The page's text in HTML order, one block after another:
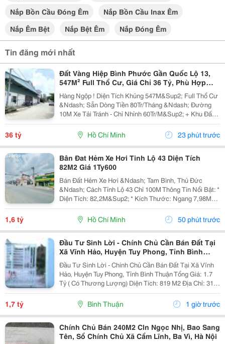
Nắp Bồn Cầu Đóng Êm
Nắp Bồn Cầu Inax Êm
Nắp Êm Bệt
Nắp Bệt Êm Nắp Đóng Êm
Tin đăng mới nhất
Đất Vàng Hiệp Bình Phước Gần Quốc Lộ 13,
547M² Full Thổ Cư, Giá Chỉ 36 Tỷ, Phù Hợp
Xây Chdv Hoặc Showroom Hẻm Xe Tải
Hàng Ngộp ! Diện Tích Khủng 547M&Sup2; Full Thổ Cư
&Ndash; Sẵn Dòng Tiền 80Tr/Tháng &Ndash; Đường
10M Xe Tải Tránh - Chỉ Nhỉnh 60Tr/M&Sup2; + Khu Đất
Vàng 547M&Sup2; (24.6 X 22M), 100% Thổ Cư, Vuông
Đẹp, Không Quy Hoạch Hay Lộ Giới - Mặt Tiền...
36 tỷ Hồ Chí Minh 23 phút trước
Bân Đat Hẻm Xe Hơi Tinh Lộ 43 Diện Tích
82M2 Giá 1Ty600
Bán Đất Hẻm Xe Hơi &Ndash; Tam Bình, Thủ Đức
&Ndash; Cách Tỉnh Lộ 43 Chỉ 100M Thông Tin Nổi Bật: *
Diện Tích: 82,2M&Sup2; * Kích Thước: Ngang 7,98M
&Ndash; Hậu 7,97M &Ndash; Dài 10,54M * Đất Vuông
Vức, Dễ Xây Dựng Hoặc Đầu Tư. * Hướng: Tây...
1,6 tỷ Hồ Chí Minh 50 phút trước
Đầu Tư Sinh Lời - Chính Chủ Cần Bán Đất Tại
Xã Vĩnh Hảo, Huyện Tuy Phong, Tỉnh Bình
Thuận
Đầu Tư Sinh Lời - Chính Chủ Cần Bán Đất Tại Xã Vĩnh
Hảo, Huyện Tuy Phong, Tỉnh Bình Thuận Tổng Giá: 1.7
Tỷ ( Có Thương Lượng) Diện Tích: 819 M2 Địa Chỉ: 312
Vĩnh Sơn, Xã Vĩnh Hảo, Huyện Tuy Phong, Bình Thuận
(Xã Vĩnh Hảo, Lâm Đồng Mới) - Diện...
1,7 tỷ Bình Thuận 1 giờ trước
Chính Chủ Bán 240M2 Cln Ngọc Nhị, Bao Sang
Tên, Sổ Chính Chủ Xã Cẩm Lĩnh, Ba Vì, Hà Nội